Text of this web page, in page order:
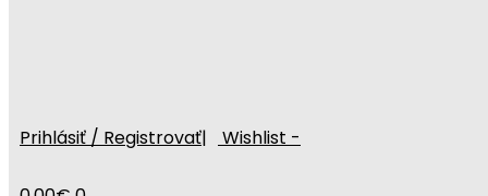
Prihlásiť / Registrovať| Wishlist -